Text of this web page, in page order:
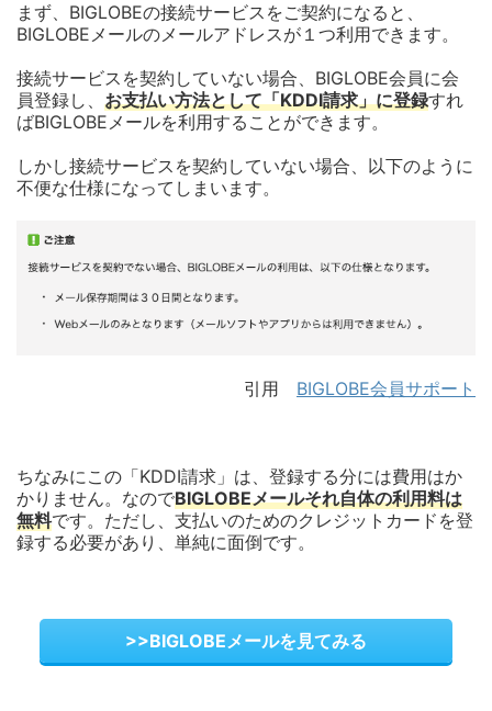
まず、BIGLOBEの接続サービスをご契約になると、
BIGLOBEメールのメールアドレスが１つ利用できます。
接続サービスを契約していない場合、BIGLOBE会員に会
員登録し、 お支払い方法として「KDDI請求」に登録すれ
ばBIGLOBEメールを利用することができます。
しかし接続サービスを契約していない場合、以下のように
不便な仕様になってしまいます。
引用 BIGLOBE会員サポート
ちなみにこの「KDDI請求」は、登録する分には費用はか
かりません。なのでBIGLOBEメールそれ自体の利用料は
無料です。ただし、支払いのためのクレジットカードを登
録する必要があり、単純に面倒です。
>>BIGLOBEメールを見てみる